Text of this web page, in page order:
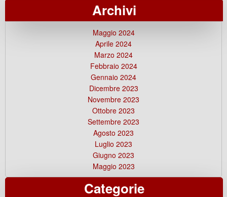
Archivi
Maggio 2024
Aprile 2024
Marzo 2024
Febbraio 2024
Gennaio 2024
Dicembre 2023
Novembre 2023
Ottobre 2023
Settembre 2023
Agosto 2023
Luglio 2023
Giugno 2023
Maggio 2023
Categorie